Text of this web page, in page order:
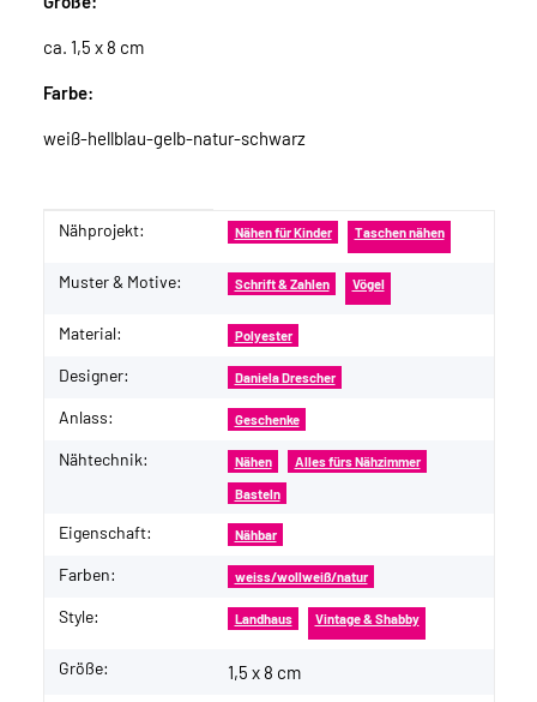
ca. 1,5 x 8 cm
Farbe:
weiß-hellblau-gelb-natur-schwarz
Produkteigenschaft
Wert
Nähprojekt: Nähen für Kinder Taschen nähen
Muster & Motive: Schrift & Zahlen Vögel
Material: Polyester
Designer: Daniela Drescher
Anlass: Geschenke
Nähtechnik: Nähen Alles fürs Nähzimmer
Basteln
Eigenschaft: Nähbar
Farben: weiss/wollweiß/natur
Style: Landhaus Vintage & Shabby
Größe: 1,5 x 8 cm